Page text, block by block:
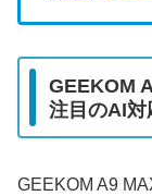
GEEKOM
注目のAI対
GEEKOM A9